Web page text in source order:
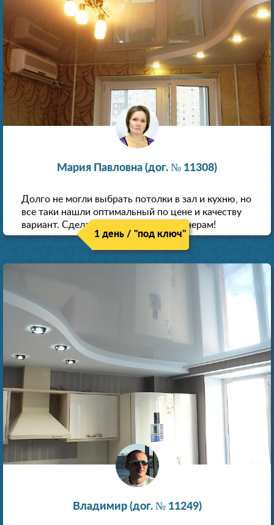
Мария Павловна (дог. № 11308)
Долго не могли выбрать потолки в зал и кухню, но
все таки нашли оптимальный по цене и качеству
вариант. Сделали скидку как пенсионерам!
1 день / "под ключ"
Владимир (дог. № 11249)